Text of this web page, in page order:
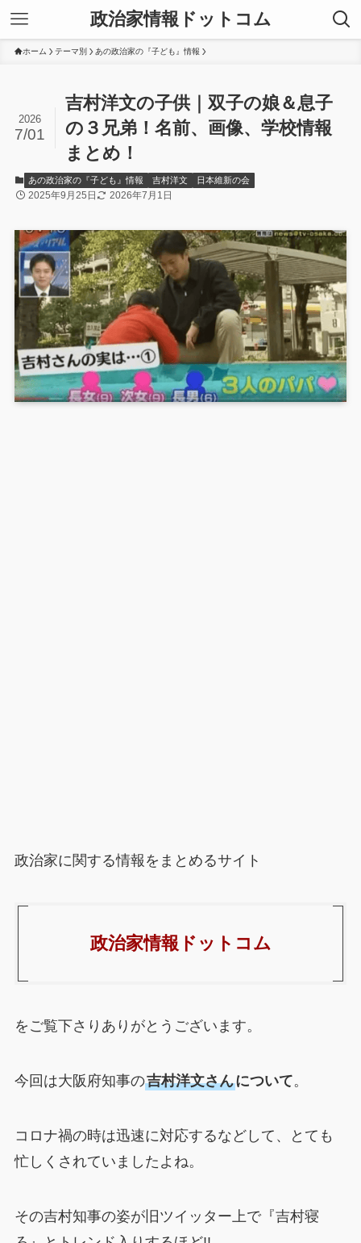
政治家情報ドットコム
ホーム テーマ別 あの政治家の『子ども』情報
吉村洋文の子供｜双子の娘＆息子
の３兄弟！名前、画像、学校情報
まとめ！
2026
7/01
あの政治家の『子ども』情報 吉村洋文 日本維新の会
2025年9月25日 2026年7月1日
政治家に関する情報をまとめるサイト
政治家情報ドットコム
をご覧下さりありがとうございます。
今回は大阪府知事の吉村洋文さんについて。
コロナ禍の時は迅速に対応するなどして、とても
忙しくされていましたよね。
その吉村知事の姿が旧ツイッター上で『吉村寝